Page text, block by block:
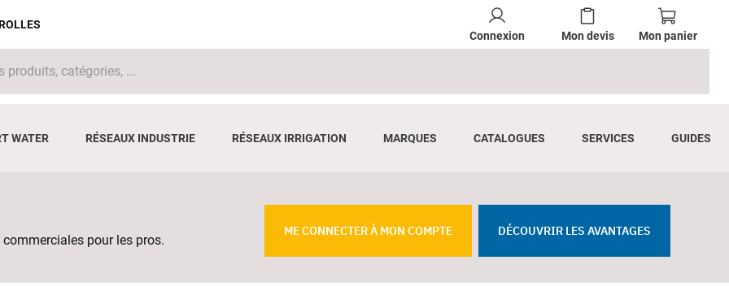
Connexion Mon devis Mon panier
WATER RÉSEAUX INDUSTRIE RÉSEAUX IRRIGATION MARQUES CATALOGUES SERVICES GUIDES
pour les pros.
ME CONNECTER À MON COMPTE DÉCOUVRIR LES AVANTAGES